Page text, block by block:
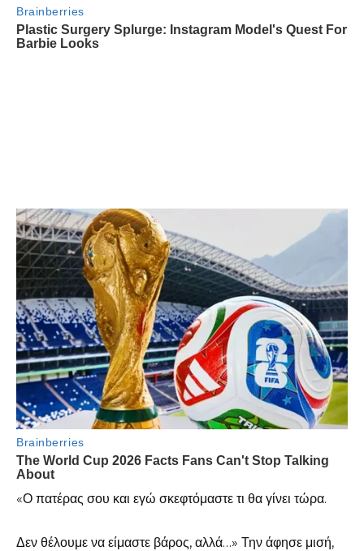
«Ο πατέρας σου και εγώ σκεφτόμαστε τι θα γίνει τώρα.
Δεν θέλουμε να είμαστε βάρος, αλλά…» Την άφησε μισή,